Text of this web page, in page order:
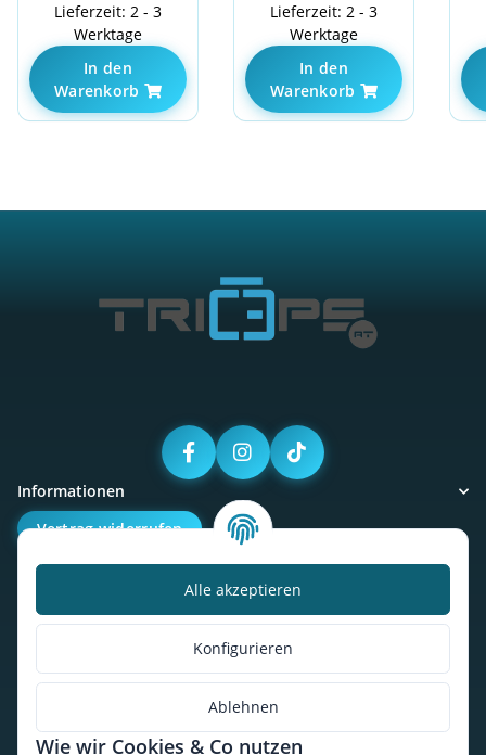
Alle akzeptieren
Konfigurieren
Ablehnen
Wie wir Cookies & Co nutzen
Lieferzeit: 2 - 3
Werktage
In den
Warenkorb
Lieferzeit: 2 - 3
Werktage
In den
Warenkorb
Informationen
Vertrag widerrufen
Kalorienbedarfsrechner
So findest du uns